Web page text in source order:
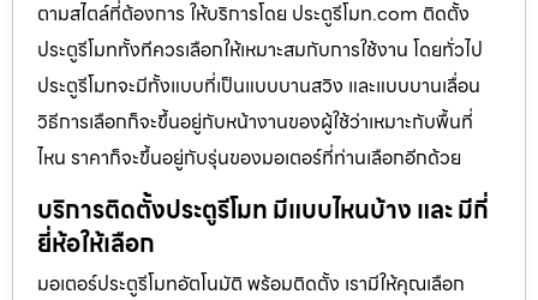
ตามสไตล์ที่ต้องการ ให้บริการโดย ประตูรีโมท.com ติดตั้ง
ประตูรีโมททั้งทีควรเลือกให้เหมาะสมกับการใช้งาน โดยทั่วไป
ประตูรีโมทจะมีทั้งแบบที่เป็นแบบบานสวิง และแบบบานเลื่อน
วิธีการเลือกก็จะขึ้นอยู่กับหน้างานของผู้ใช้ว่าเหมาะกับพื้นที่
ไหน ราคาก็จะขึ้นอยู่กับรุ่นของมอเตอร์ที่ท่านเลือกอีกด้วย
บริการติดตั้งประตูรีโมท มีแบบไหนบ้าง และ มีกี่
ยี่ห้อให้เลือก
มอเตอร์ประตูรีโมทอัตโนมัติ พร้อมติดตั้ง เรามีให้คุณเลือก